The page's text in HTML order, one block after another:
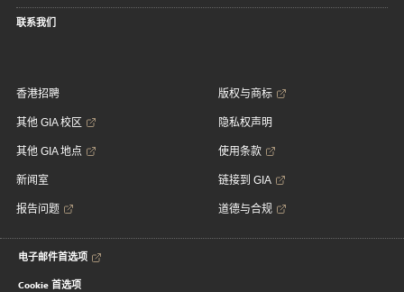
联系我们
香港招聘
其他 GIA 校区
其他 GIA 地点
新闻室
报告问题
版权与商标
隐私权声明
使用条款
链接到 GIA
道德与合规
电子邮件首选项
Cookie 首选项